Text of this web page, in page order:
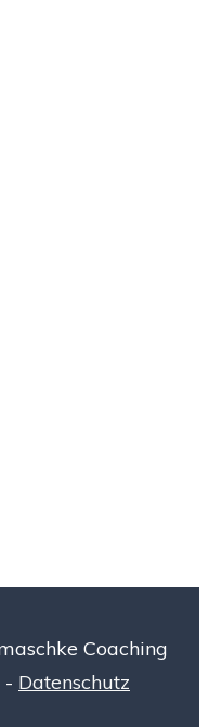
Coaching
- Datenschutz